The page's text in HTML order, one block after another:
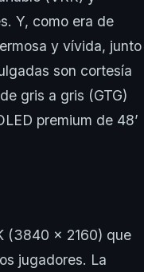
Y, como era de
y vívida, junto
son cortesía
gris a gris (GTG)
premium de 48’
(3840 x 2160) que
jugadores. La